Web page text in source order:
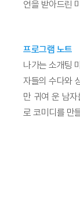
언을 받아드린
프로그램 노트
나가는 소개팅
자들의 수다와
만 귀여 운 남
로 코미디를 만